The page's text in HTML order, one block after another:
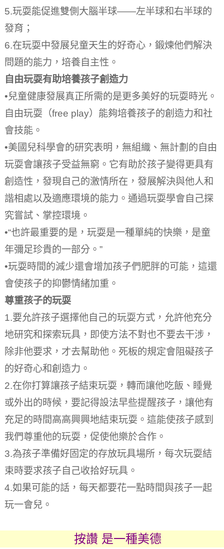
5.玩耍能促進雙側大腦半球——左半球和右半球的
發育；
6.在玩耍中發展兒童天生的好奇心，鍛煉他們解決
問題的能力，培養自主性。
自由玩耍有助培養孩子創造力
•兒童健康發展真正所需的是更多美好的玩耍時光。
自由玩耍（free play）能夠培養孩子的創造力和社
會技能。
•美國兒科學會的研究表明，無組織、無計劃的自由
玩耍會讓孩子受益無窮。 它有助於孩子變得更具有
創造性，發現自己的激情所在，發展解決與他人和
諧相處以及適應環境的能力。 通過玩耍學會自己探
究嘗試、掌控環境。
•“也許最重要的是，玩耍是一種單純的快樂，是童
年彌足珍貴的一部分。”
•玩耍時間的減少還會增加孩子們肥胖的可能，這還
會使孩子的抑鬱情緒加重。
尊重孩子的玩耍
1.要允許孩子選擇他自己的玩耍方式，允許他充分
地研究和探索玩具，即使方法不對也不要去干涉，
除非他要求，才去幫助他。 死板的規定會阻礙孩子
的好奇心和創造力。
2.在你打算讓孩子結束玩耍，轉而讓他吃飯、睡覺
或外出的時候，要記得設法早些提醒孩子，讓他有
充足的時間高高興興地結束玩耍。 這能使孩子感到
我們尊重他的玩耍，促使他樂於合作。
3.為孩子準備好固定的存放玩具場所，每次玩耍結
束時要求孩子自己收拾好玩具。
4.如果可能的話，每天都要花一點時間與孩子一起
玩一會兒。
按讚 是一種美德